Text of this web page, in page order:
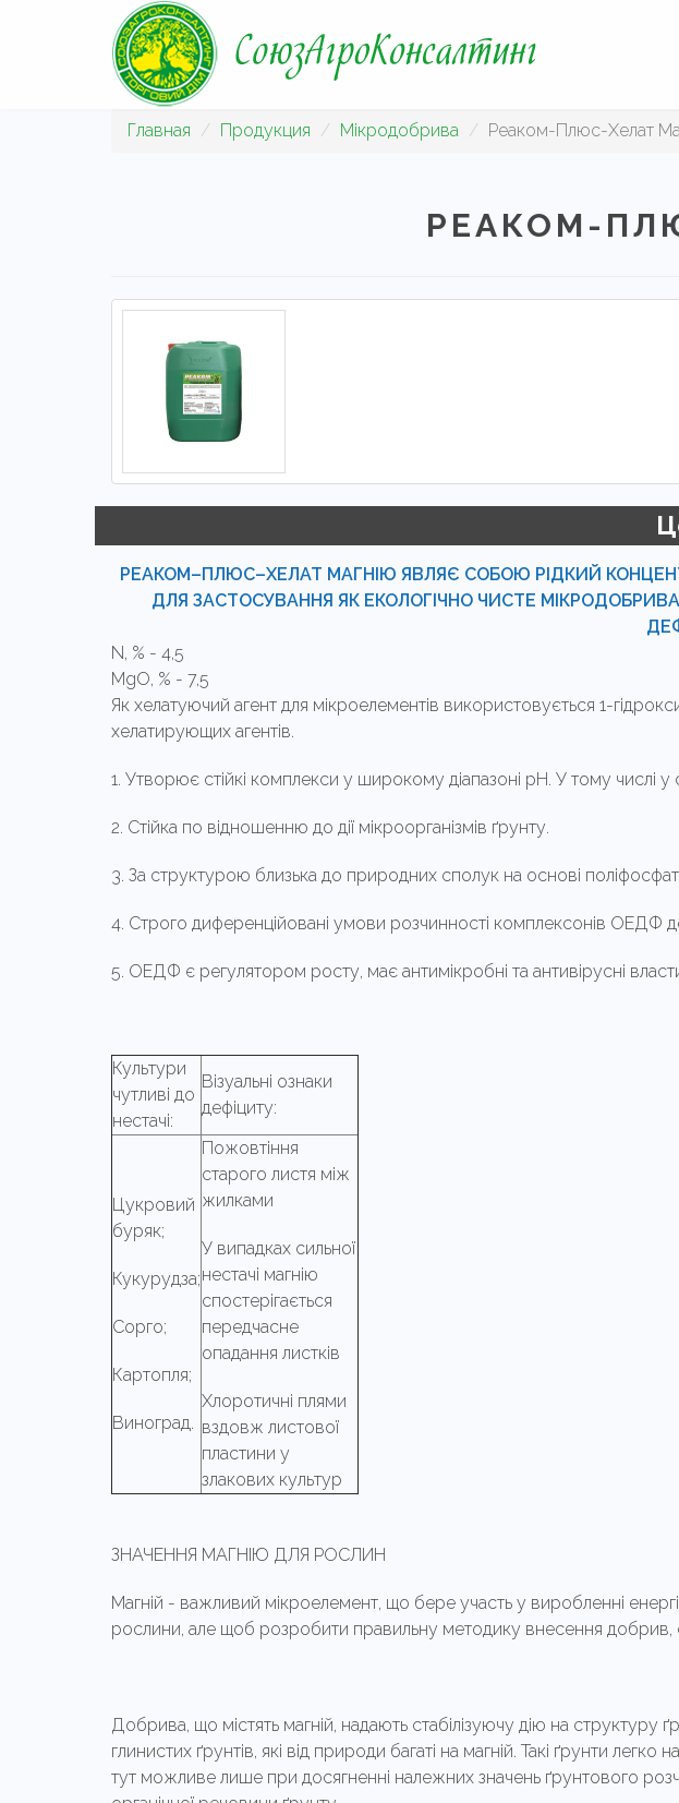
Главная Продукция Мікродобрива Реаком-Плюс-Хелат
РЕАКОМ-
РЕАКОМ–ПЛЮС–ХЕЛАТ МАГНІЮ ЯВЛЯЄ СОБОЮ РІДКИЙ
ДЛЯ ЗАСТОСУВАННЯ ЯК ЕКОЛОГІЧНО ЧИСТЕ
N, % - 4,5
MgO, % - 7,5
Як хелатуючий агент для мікроелементів використовується 1-
хелатирующих агентів.
1. Утворює стійкі комплекси у широкому діапазоні рН. У тому числі
2. Стійка по відношенню до дії мікроорганізмів ґрунту.
3. За структурою близька до природних сполук на основі
4. Строго диференційовані умови розчинності комплексонів ОЕДФ
5. ОЕДФ є регулятором росту, має антимікробні та антивірусні
Культури
чутливі до
нестачі:
Візуальні ознаки
дефіциту:
Цукровий
буряк;
Кукурудза;
Сорго;
Картопля;
Виноград.
Пожовтіння
старого листя між
жилками
У випадках сильної
нестачі магнію
спостерігається
передчасне
опадання листків
Хлоротичні плями
вздовж листової
пластини у
злакових культур
ЗНАЧЕННЯ МАГНІЮ ДЛЯ РОСЛИН
Магній - важливий мікроелемент, що бере участь у виробленні
рослини, але щоб розробити правильну методику внесення добрив,
Добрива, що містять магній, надають стабілізуючу дію на структуру
глинистих ґрунтів, які від природи багаті на магній. Такі ґрунти
тут можливе лише при досягненні належних значень ґрунтового